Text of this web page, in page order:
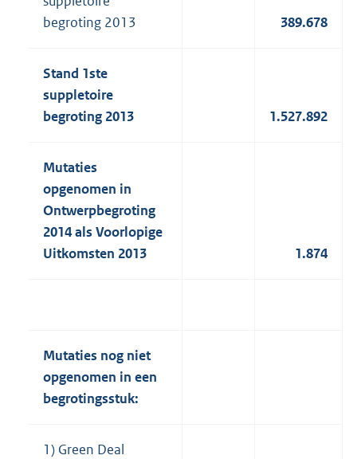
begroting 2013
389.678
Stand 1ste
suppletoire
begroting 2013
1.527.892
Mutaties
opgenomen in
Ontwerpbegroting
2014 als Voorlopige
Uitkomsten 2013
1.874
Mutaties nog niet
opgenomen in een
begrotingsstuk:
1) Green Deal